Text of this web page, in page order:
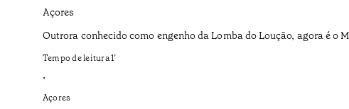
Açores
Outrora conhecido como engenho da Lomba do Loução, agora é o
Tempo de leitura1’
•
Açores